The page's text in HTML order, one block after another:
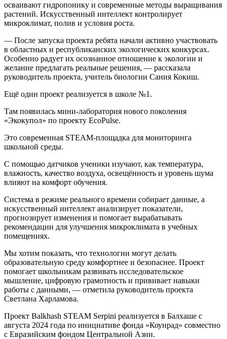
осваивают гидропонику и современные методы выращивания
растений. Искусственный интеллект контролирует
микроклимат, полив и условия роста.
— После запуска проекта ребята начали активно участвовать
в областных и республиканских экологических конкурсах.
Особенно радует их осознанное отношение к экологии и
желание предлагать реальные решения, — рассказала
руководитель проекта, учитель биологии Сания Кокиш.
Ещё один проект реализуется в школе №1.
Там появилась мини-лаборатория нового поколения
«Экокупол» по проекту EcoPulse.
Это современная STEAM-площадка для мониторинга
школьной среды.
С помощью датчиков ученики изучают, как температура,
влажность, качество воздуха, освещённость и уровень шума
влияют на комфорт обучения.
Система в режиме реального времени собирает данные, а
искусственный интеллект анализирует показатели,
прогнозирует изменения и помогает вырабатывать
рекомендации для улучшения микроклимата в учебных
помещениях.
Мы хотим показать, что технологии могут делать
образовательную среду комфортнее и безопаснее. Проект
помогает школьникам развивать исследовательское
мышление, цифровую грамотность и прививает навыки
работы с данными, — отметила руководитель проекта
Светлана Харламова.
Проект Balkhash STEAM Serpini реализуется в Балхаше с
августа 2024 года по инициативе фонда «Коунрад» совместно
с Евразийским фондом Центральной Азии.